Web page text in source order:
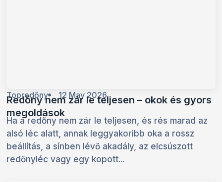
Topredőny 12 May 2026
Redőny nem zár le teljesen – okok és gyors
megoldások
Ha a redőny nem zár le teljesen, és rés marad az
alsó léc alatt, annak leggyakoribb oka a rossz
beállítás, a sínben lévő akadály, az elcsúszott
redőnyléc vagy egy kopott...